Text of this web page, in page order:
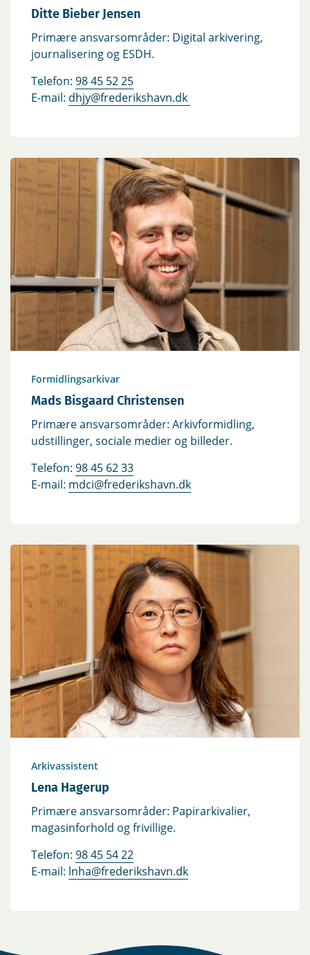
Ditte Bieber Jensen
Primære ansvarsområder: Digital arkivering,
journalisering og ESDH.
Telefon: 98 45 52 25
E-mail: dhjy@frederikshavn.dk
Formidlingsarkivar
Mads Bisgaard Christensen
Primære ansvarsområder: Arkivformidling,
udstillinger, sociale medier og billeder.
Telefon: 98 45 62 33
E-mail: mdci@frederikshavn.dk
Arkivassistent
Lena Hagerup
Primære ansvarsområder: Papirarkivalier,
magasinforhold og frivillige.
Telefon: 98 45 54 22
E-mail: lnha@frederikshavn.dk